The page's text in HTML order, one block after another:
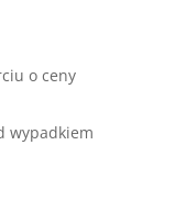
o ceny
wypadkiem